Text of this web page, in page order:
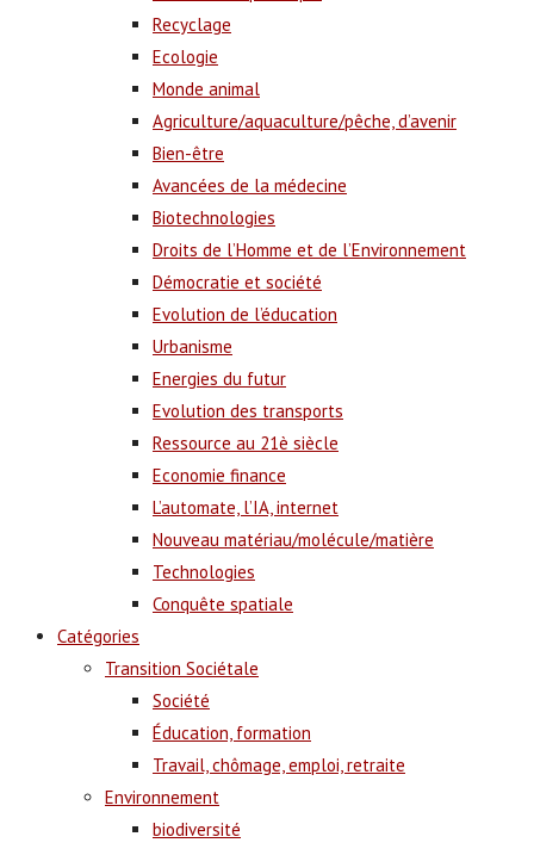
Recyclage
Ecologie
Monde animal
Agriculture/aquaculture/pêche, d’avenir
Bien-être
Avancées de la médecine
Biotechnologies
Droits de l’Homme et de l’Environnement
Démocratie et société
Evolution de l’éducation
Urbanisme
Energies du futur
Evolution des transports
Ressource au 21è siècle
Economie finance
L’automate, l’IA, internet
Nouveau matériau/molécule/matière
Technologies
Conquête spatiale
Catégories
Transition Sociétale
Société
Éducation, formation
Travail, chômage, emploi, retraite
Environnement
biodiversité